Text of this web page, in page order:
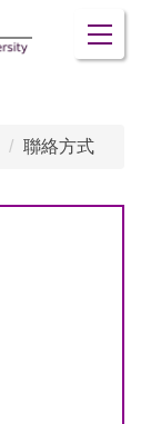
聯絡方式